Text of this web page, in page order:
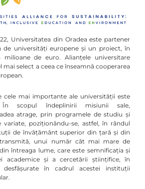
Universitatea din Oradea este partener
de universități europene și un proiect, în
milioane de euro. Alianțele universitare
mai select a ceea ce înseamnă cooperarea
cele mai importante ale universității este
În scopul îndeplinirii misiunii sale,
atrage, prin programele de studiu și
poziționându-se, astfel, în rândul
de învățământ superior din țară și din
unui număr cât mai mare de
întreaga lume, care este semnificația și
academice și a cercetării științifice, în
în cadrul acestei instituții